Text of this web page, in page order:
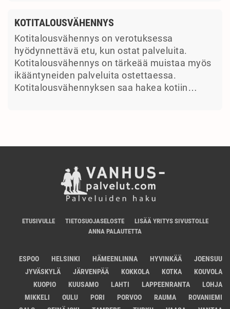
KOTITALOUSVÄHENNYS
Kotitalousvähennys on verotuksessa
hyödynnettävä etu, kun ostat palveluita.
Kotitalousvähennys on tärkeää muistaa myös
ikääntyneiden palveluita ostettaessa.
Kotitalousvähennyksen saa hakea kotiin…
ETUSIVULLE TIETOSUOJASELOSTE
LISÄÄ YRITYS SIVUSTOLLE
ANNA PALAUTETTA
ESPOO HELSINKI HÄMEENLINNA HYVINKÄÄ
JOENSUU
JYVÄSKYLÄ
JÄRVENPÄÄ KOKKOLA KOTKA
KOUVOLA
KUOPIO
KUUSAMO LAHTI LAPPEENRANTA
LOHJA
MIKKELI
OULU PORI PORVOO RAUMA
ROVANIEMI